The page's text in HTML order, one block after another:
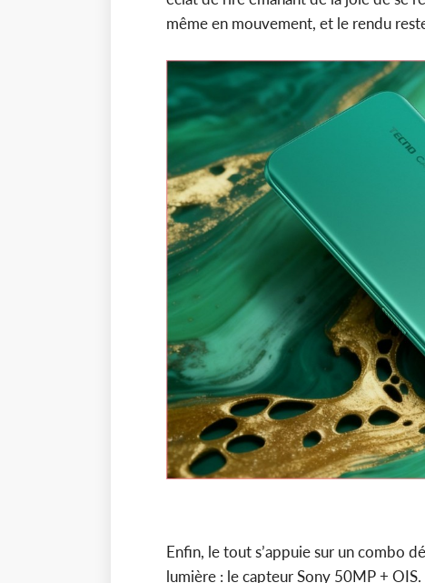
même en mouvement, et le rendu
Enfin, le tout s’appuie sur un combo
lumière : le capteur Sony 50MP +